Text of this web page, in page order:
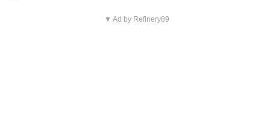
▼ Ad by Refinery89